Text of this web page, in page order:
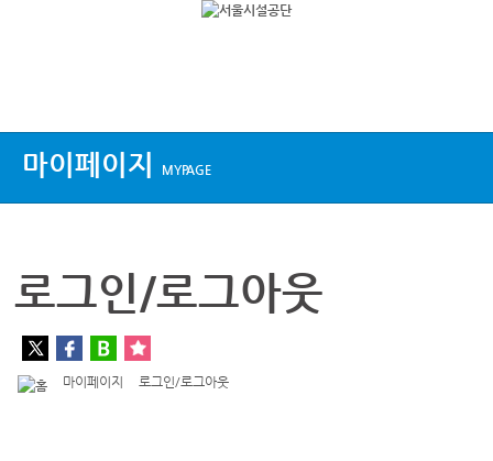
마이페이지 MYPAGE
로그인/로그아웃
마이페이지 로그인/로그아웃